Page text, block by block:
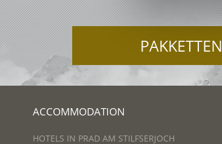
PAKKETTEN
ACCOMMODATION
HOTELS IN PRAD AM STILFSERJOCH